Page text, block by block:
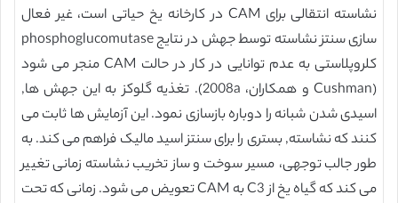
نشاسته انتقالی برای CAM در کارخانه یخ حیاتی است، غیر فعال
سازی سنتز نشاسته توسط جهش در نتایج phosphoglucomutase
کلروپلاستی به عدم توانایی در کار در حالت CAM منجر می شود
(Cushman و همکاران، 2008a). تغذیه گلوکز به این جهش ها,
اسیدی شدن شبانه را دوباره بازسازی نمود. این آزمایش ها ثابت می
کنند که نشاسته, بستری را برای سنتز اسید مالیک فراهم می کند. به
طور جالب توجهی، مسیر سوخت و ساز تخریب نشاسته زمانی تغییر
می کند که گیاه یخ از C3 به CAM تعویض می شود. زمانی که تحت